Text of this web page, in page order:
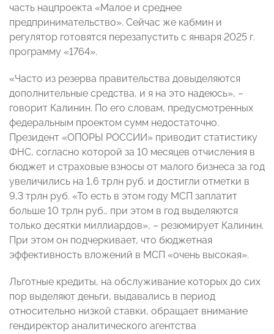
часть нацпроекта «Малое и среднее
предпринимательство». Сейчас же кабмин и
регулятор готовятся перезапустить с января 2025 г.
программу «1764».
«Часто из резерва правительства довыделяются
дополнительные средства, и я на это надеюсь», –
говорит Калинин. По его словам, предусмотренных
федеральным проектом сумм недостаточно.
Президент «ОПОРЫ РОССИИ» приводит статистику
ФНС, согласно которой за 10 месяцев отчисления в
бюджет и страховые взносы от малого бизнеса за год
увеличились на 1,6 трлн руб. и достигли отметки в
9,3 трлн руб. «То есть в этом году МСП заплатит
больше 10 трлн руб., при этом в год выделяются
только десятки миллиардов», – резюмирует Калинин.
При этом он подчеркивает, что бюджетная
эффективность вложений в МСП «очень высокая».
Льготные кредиты, на обслуживание которых до сих
пор выделяют деньги, выдавались в период
относительно низкой ставки, обращает внимание
гендиректор аналитического агентства